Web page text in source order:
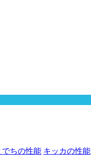
でちの性能 キッカの性能